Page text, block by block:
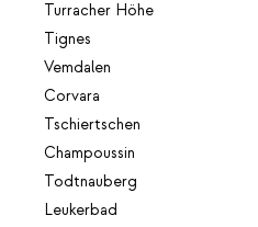
Turracher Höhe
Tignes
Vemdalen
Corvara
Tschiertschen
Champoussin
Todtnauberg
Leukerbad